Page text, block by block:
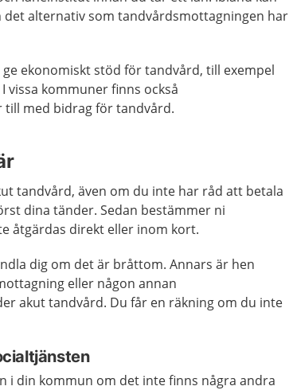
det alternativ som tandvårdsmottagningen har
ekonomiskt stöd för tandvård, till exempel
vissa kommuner finns också
med bidrag för tandvård.
tandvård, även om du inte har råd att betala
dina tänder. Sedan bestämmer ni
åtgärdas direkt eller inom kort.
dig om det är bråttom. Annars är hen
eller någon annan
akut tandvård. Du får en räkning om du inte
i din kommun om det inte finns några andra